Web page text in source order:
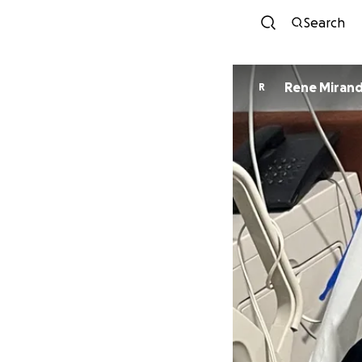
Search
R Rene